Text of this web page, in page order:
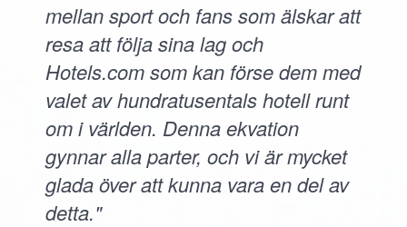
mellan sport och fans som älskar att
resa att följa sina lag och
Hotels.com som kan förse dem med
valet av hundratusentals hotell runt
om i världen. Denna ekvation
gynnar alla parter, och vi är mycket
glada över att kunna vara en del av
detta."